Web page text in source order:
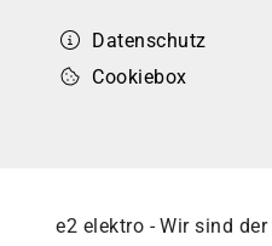
Datenschutz
Cookiebox
e2 elektro - Wir sind der